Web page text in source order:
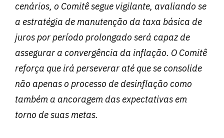
cenários, o Comitê segue vigilante, avaliando se
a estratégia de manutenção da taxa básica de
juros por período prolongado será capaz de
assegurar a convergência da inflação. O Comitê
reforça que irá perseverar até que se consolide
não apenas o processo de desinflação como
também a ancoragem das expectativas em
torno de suas metas.